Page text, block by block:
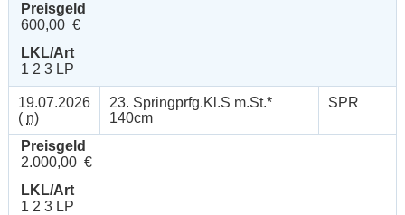
Preisgeld
600,00 €
LKL/Art
1 2 3 LP
19.07.2026
( n)
23. Springprfg.Kl.S m.St.*
140cm
SPR
Preisgeld
2.000,00 €
LKL/Art
1 2 3 LP